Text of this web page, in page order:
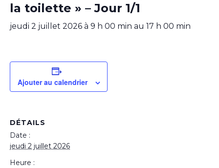
la toilette » – Jour 1/1
jeudi 2 juillet 2026 à 9 h 00 min au 17 h 00 min
Ajouter au calendrier
DÉTAILS
Date :
jeudi 2 juillet 2026
Heure :